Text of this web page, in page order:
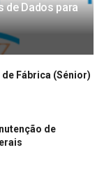
de Dados para
Fábrica (Sénior)
de